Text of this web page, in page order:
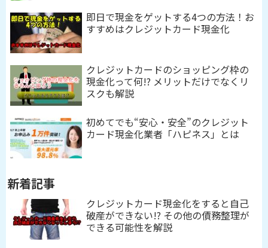
即日で現金をゲットする4つの方法！お
すすめはクレジットカード現金化
クレジットカードのショッピング枠の
現金化って何!? メリットだけでなくリ
スクも解説
初めてでも“安心・安全”のクレジット
カード現金化業者「ハピネス」とは
新着記事
クレジットカード現金化をすると自己
破産ができない!? その他の債務整理が
できる可能性を解説